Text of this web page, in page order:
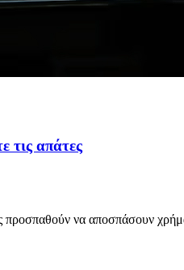
τις απάτες
να αποσπάσουν